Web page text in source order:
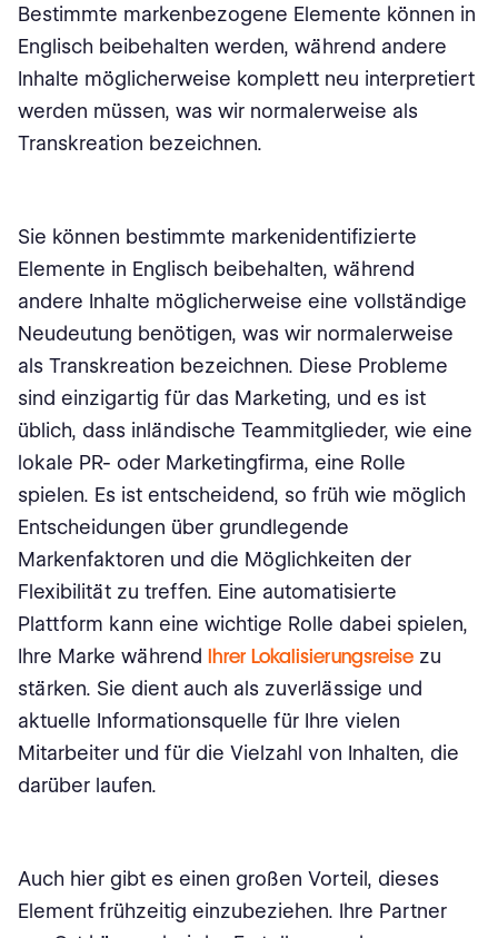
Bestimmte markenbezogene Elemente können in
Englisch beibehalten werden, während andere
Inhalte möglicherweise komplett neu interpretiert
werden müssen, was wir normalerweise als
Transkreation bezeichnen.
Sie können bestimmte markenidentifizierte
Elemente in Englisch beibehalten, während
andere Inhalte möglicherweise eine vollständige
Neudeutung benötigen, was wir normalerweise
als Transkreation bezeichnen. Diese Probleme
sind einzigartig für das Marketing, und es ist
üblich, dass inländische Teammitglieder, wie eine
lokale PR- oder Marketingfirma, eine Rolle
spielen. Es ist entscheidend, so früh wie möglich
Entscheidungen über grundlegende
Markenfaktoren und die Möglichkeiten der
Flexibilität zu treffen. Eine automatisierte
Plattform kann eine wichtige Rolle dabei spielen,
Ihre Marke während Ihrer Lokalisierungsreise zu
stärken. Sie dient auch als zuverlässige und
aktuelle Informationsquelle für Ihre vielen
Mitarbeiter und für die Vielzahl von Inhalten, die
darüber laufen.
Auch hier gibt es einen großen Vorteil, dieses
Element frühzeitig einzubeziehen. Ihre Partner